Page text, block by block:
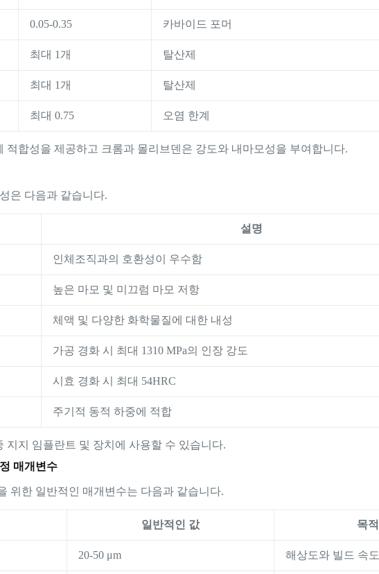
0.05-0.35 카바이드 포머
최대 1개 탈산제
최대 1개 탈산제
최대 0.75 오염 한계
적합성을 제공하고 크롬과 몰리브덴은 강도와 내마모성을 부여합니다.
은 다음과 같습니다.
설명
인체조직과의 호환성이 우수함
높은 마모 및 미끄럼 마모 저항
체액 및 다양한 화학물질에 대한 내성
가공 경화 시 최대 1310 MPa의 인장 강도
시효 경화 시 최대 54HRC
주기적 동적 하중에 적합
지지 임플란트 및 장치에 사용할 수 있습니다.
매개변수
위한 일반적인 매개변수는 다음과 같습니다.
일반적인 값 목적
20-50 μm 해상도와 빌드 속도